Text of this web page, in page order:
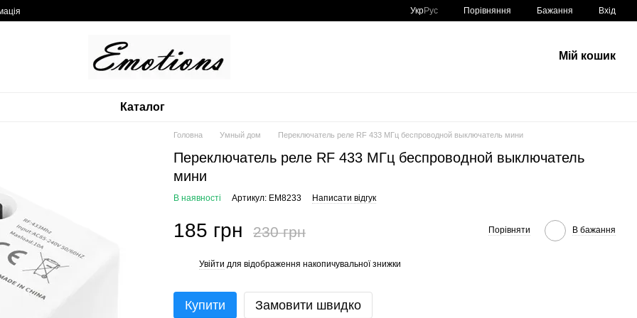
УкрРус Порівняння Бажання Вхід
Мій кошик
Каталог
Головна Умный дом Переключатель реле RF 433 МГц беспроводной выключатель мини
Переключатель реле RF 433 МГц беспроводной выключатель
мини
В наявності Артикул: EM8233 Написати відгук
185 грн 230 грн Порівняти В бажання
Увійти для відображення накопичувальної знижки
Купити Замовити швидко